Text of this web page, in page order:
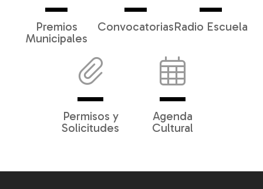
Premios
Municipales
ConvocatoriasRadio Escuela
Permisos y
Solicitudes
Agenda
Cultural